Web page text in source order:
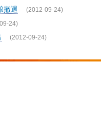
撤退 (2012-09-24)
24)
(2012-09-24)